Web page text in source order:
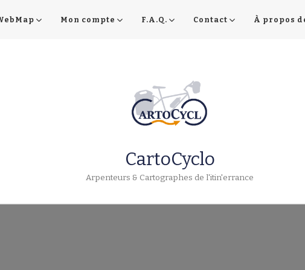
Mon compte F.A.Q. Contact À propos
CartoCyclo
Arpenteurs & Cartographes de l'itin'errance